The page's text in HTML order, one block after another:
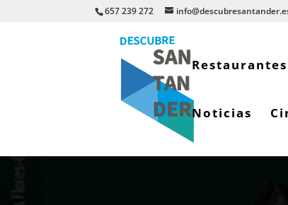
657 239 272
Restaurantes
Noticias